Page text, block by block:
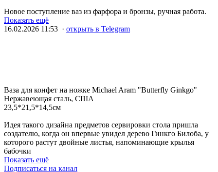
Новое поступление ваз из фарфора и бронзы, ручная работа.
Показать ещё
16.02.2026 11:53 · открыть в Telegram
Ваза для конфет на ножке Michael Aram "Butterfly Ginkgo"
Нержавеющая сталь, США
23,5*21,5*14,5см
Идея такого дизайна предметов сервировки стола пришла
создателю, когда он впервые увидел дерево Гинкго Билоба, у
которого растут двойные листья, напоминающие крылья
бабочки
Показать ещё
Подписаться на канал